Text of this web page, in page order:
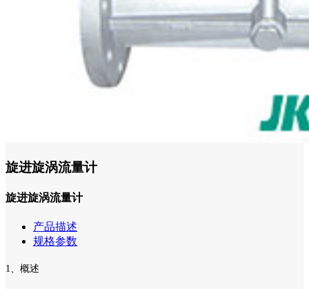
旋进旋涡流量计
旋进旋涡流量计
产品描述
规格参数
1、概述